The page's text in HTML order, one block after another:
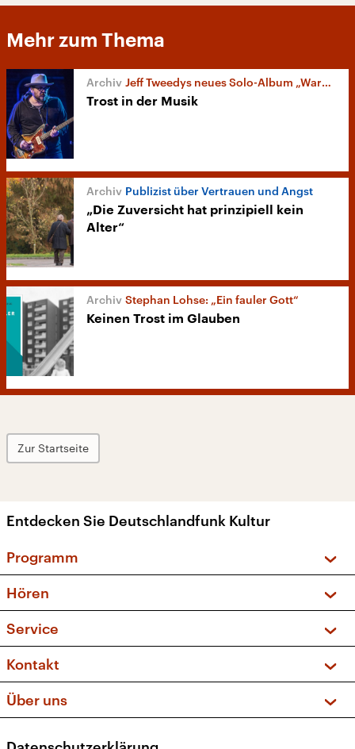
Mehr zum Thema
Jeff Tweedys neues Solo-Album „Warm“
Trost in der Musik
Publizist über Vertrauen und Angst
„Die Zuversicht hat prinzipiell kein
Alter“
Stephan Lohse: „Ein fauler Gott“
Keinen Trost im Glauben
Zur Startseite
Entdecken Sie Deutschlandfunk Kultur
Programm
Sendungen und Podcasts
Musikliste
Kakadu – Das Kinderprogramm
Hören
Frequenzen (UKW + DAB+)
Service
FAQ
Apps
Newsletter
Kontakt
Social Media
Über uns